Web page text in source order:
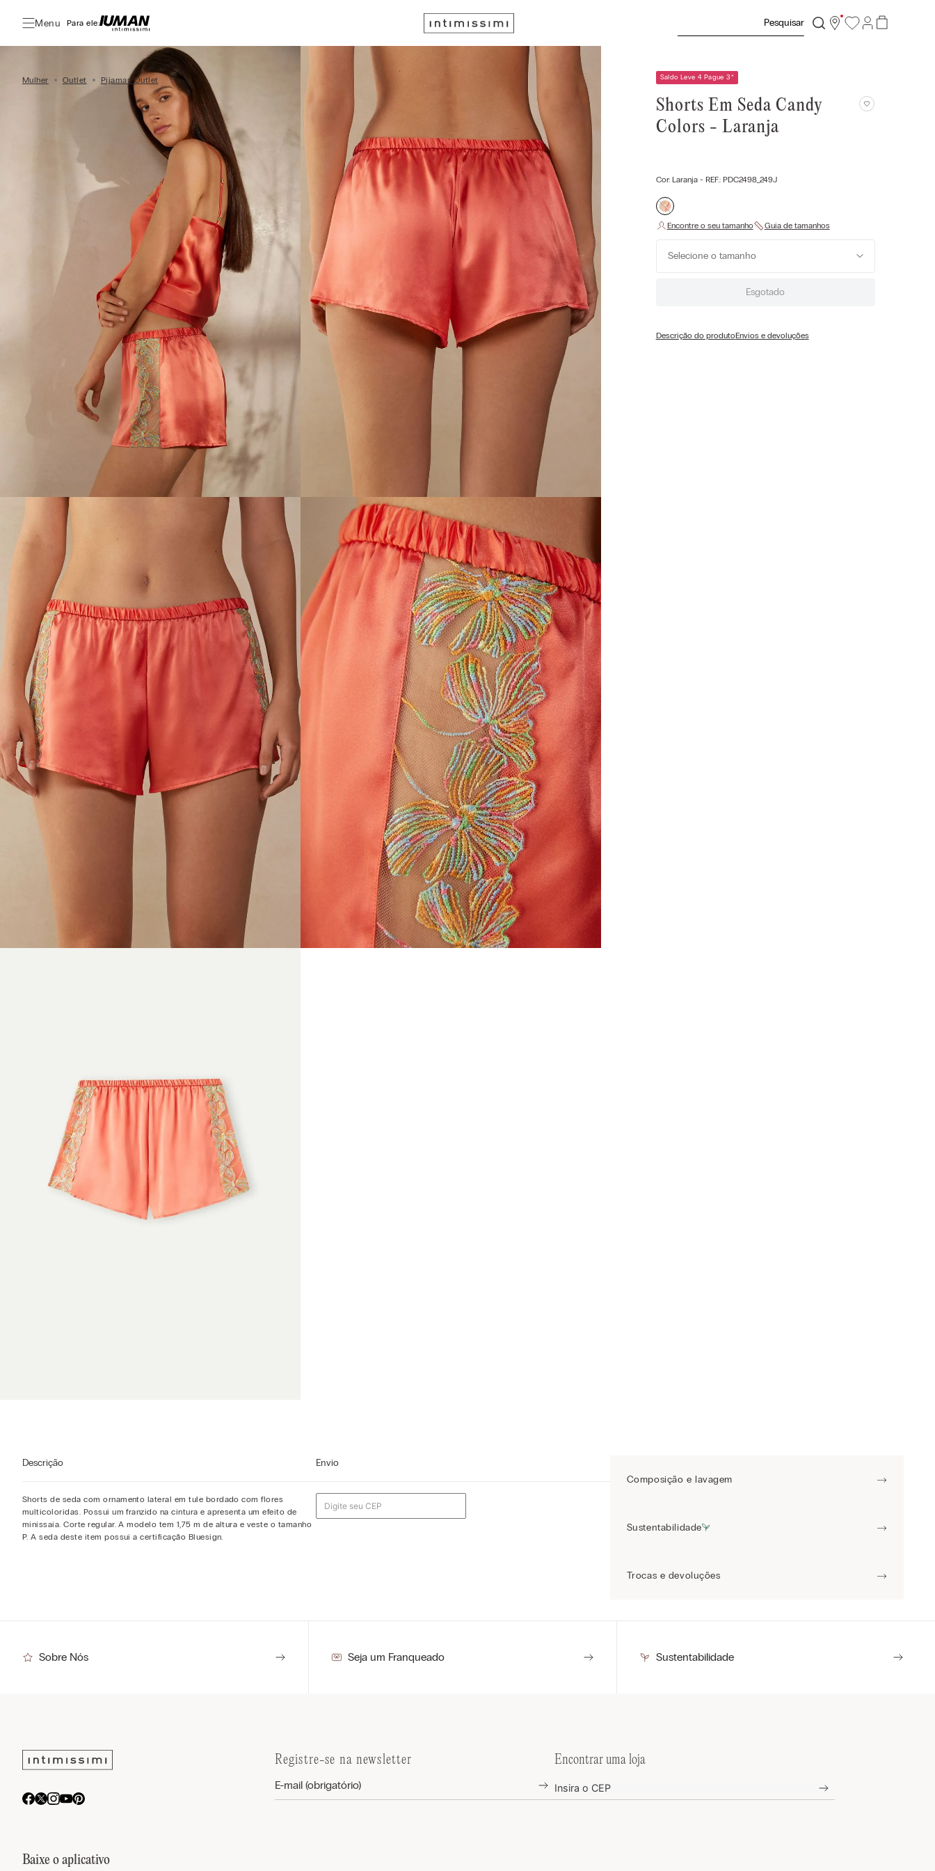
Menu Para ele:
Mulher Outlet Pijamas Outlet Saldo Leve 4 Pague 3*
Shorts Em Seda Candy
Colors - Laranja
Cor: Laranja- REF.: PDC2498_249J
Selecione o tamanho
Esgotado
Descrição do produtoEnvios e devoluções
Descrição
Shorts de seda com ornamento lateral em tule bordado com flores
multicoloridas. Possui um franzido na cintura e apresenta um efeito de
minissaia. Corte regular. A modelo tem 1,75 m de altura e veste o tamanho
P. A seda deste item possui a certificação Bluesign.
Envio
Composição e lavagem
Sustentabilidade
Trocas e devoluções
Sobre Nós Seja um Franqueado Sustentabilidade
Baixe o aplicativo
Registre-se na newsletter Encontrar uma loja